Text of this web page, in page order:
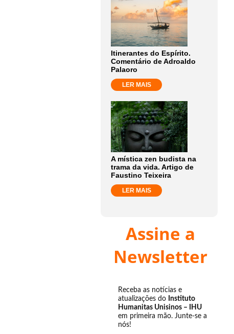
Itinerantes do Espírito.
Comentário de Adroaldo
Palaoro
LER MAIS
A mística zen budista na
trama da vida. Artigo de
Faustino Teixeira
LER MAIS
Assine a
Newsletter
Receba as notícias e
atualizações do Instituto
Humanitas Unisinos – IHU
em primeira mão. Junte-se a
nós!